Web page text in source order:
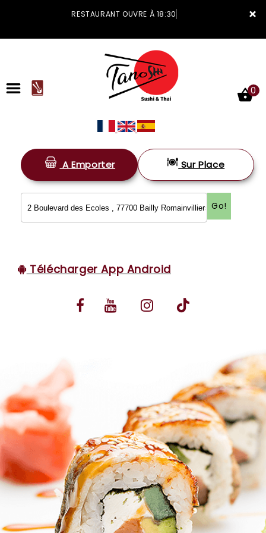
×
RESTAURANT OUVRE À 18:30
ACCUEIL
LA CARTE
VOS AVIS
MENTIONS LÉGALES
0
A Emporter Sur Place
Go!
Télécharger App Android